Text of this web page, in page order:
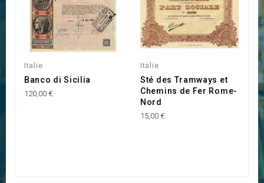
Italie
Banco di Sicilia
120,00 €
Italie
Sté des Tramways et
Chemins de Fer Rome-
Nord
15,00 €